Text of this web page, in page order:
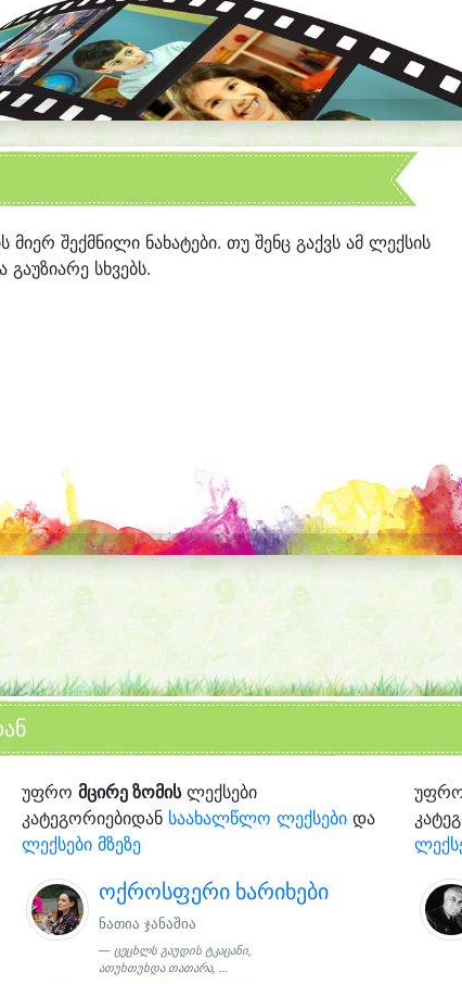
მიერ შექმნილი ნახატები. თუ შენც გაქვს ამ ლექსის
სხვებს.
უფრო მცირე ზომისლექსები
კატეგორიებიდან საახალწლო ლექსებიდა
ლექსები მზეზე
ოქროსფერი ხარიხები
ნათია ჯანაშია
ცეცხლს გაუდის ტკაცანი,
ათუხთუხდა თათარა, ...